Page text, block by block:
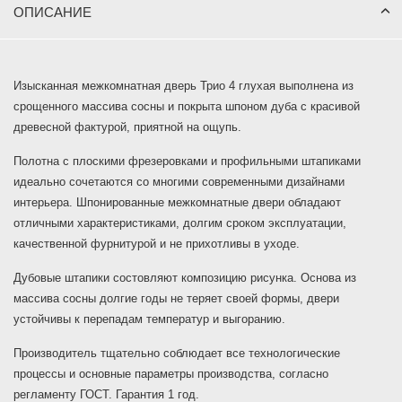
ОПИСАНИЕ
Изысканная межкомнатная дверь Трио 4 глухая выполнена из
срощенного массива сосны и покрыта шпоном дуба с красивой
древесной фактурой, приятной на ощупь.
Полотна с плоскими фрезеровками и профильными штапиками
идеально сочетаются со многими современными дизайнами
интерьера. Шпонированные межкомнатные двери обладают
отличными характеристиками, долгим сроком эксплуатации,
качественной фурнитурой и не прихотливы в уходе.
Дубовые штапики состовляют композицию рисунка. Основа из
массива сосны долгие годы не теряет своей формы, двери
устойчивы к перепадам температур и выгоранию.
Производитель тщательно соблюдает все технологические
процессы и основные параметры производства, согласно
регламенту ГОСТ. Гарантия 1 год.